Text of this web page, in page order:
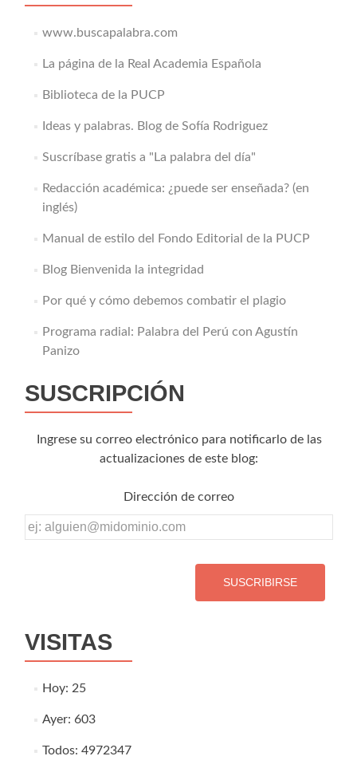
www.buscapalabra.com
La página de la Real Academia Española
Biblioteca de la PUCP
Ideas y palabras. Blog de Sofía Rodriguez
Suscríbase gratis a "La palabra del día"
Redacción académica: ¿puede ser enseñada? (en
inglés)
Manual de estilo del Fondo Editorial de la PUCP
Blog Bienvenida la integridad
Por qué y cómo debemos combatir el plagio
Programa radial: Palabra del Perú con Agustín
Panizo
SUSCRIPCIÓN
Ingrese su correo electrónico para notificarlo de las
actualizaciones de este blog:
Dirección de correo
Dirección
de
correo
VISITAS
Hoy: 25
Ayer: 603
Todos: 4972347